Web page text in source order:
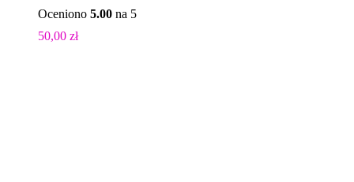
Oceniono 5.00 na 5
50,00 zł